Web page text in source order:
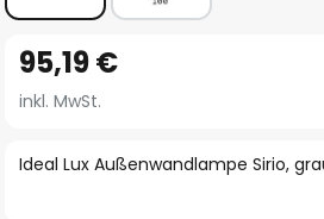
Anfang
der
springen
Ideal Lux Außenwandlampe Sirio,
95,19 €
inkl. MwSt.